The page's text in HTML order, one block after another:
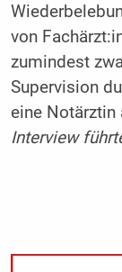
von
zumindest
Supervision
eine Notärztin
Interview